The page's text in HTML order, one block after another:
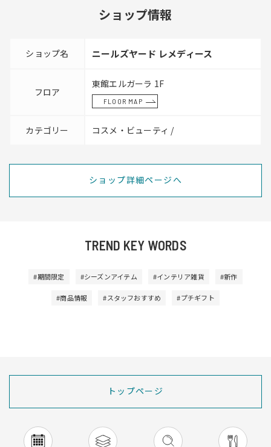
ショップ情報
ショップ名 ニールズヤード レメディース
フロア
東館エルガーラ 1F
FLOOR MAP
カテゴリー コスメ・ビューティ /
ショップ詳細ページへ
TREND KEY WORDS
#期間限定 #シーズンアイテム #インテリア雑貨 #新作
#商品情報 #スタッフおすすめ #プチギフト
トップページ